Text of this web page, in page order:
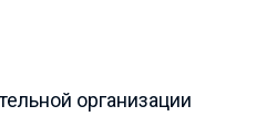
организации